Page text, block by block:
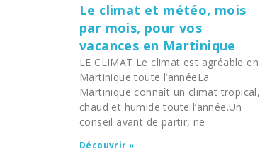
Le climat et météo, mois
par mois, pour vos
vacances en Martinique
LE CLIMAT Le climat est agréable en
Martinique toute l’annéeLa
Martinique connaît un climat tropical,
chaud et humide toute l’année.Un
conseil avant de partir, ne
Découvrir »